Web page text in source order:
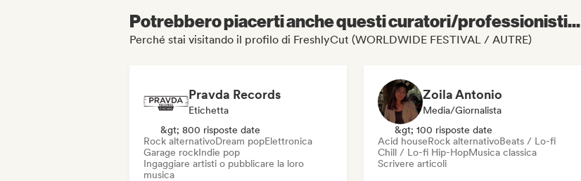
Potrebbero piacerti anche questi curatori/professionisti...
Perché stai visitando il profilo di FreshlyCut (WORLDWIDE FESTIVAL / AUTRE)
Pravda Records
Etichetta
&gt; 800 risposte date
Rock alternativoDream popElettronica
Garage rockIndie pop
Ingaggiare artisti o pubblicare la loro
musica
Zoila Antonio
Media/Giornalista
&gt; 100 risposte date
Acid houseRock alternativoBeats / Lo-fi
Chill / Lo-fi Hip-HopMusica classica
Scrivere articoli